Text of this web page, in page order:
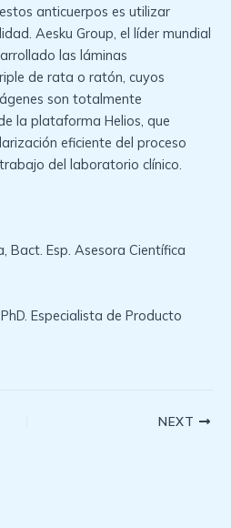
anticuerpos es utilizar
Aesku Group, el líder mundial
las láminas
de rata o ratón, cuyos
son totalmente
la plataforma Helios, que
eficiente del proceso
del laboratorio clínico.
Bact. Esp. Asesora Científica
Especialista de Producto
NEXT